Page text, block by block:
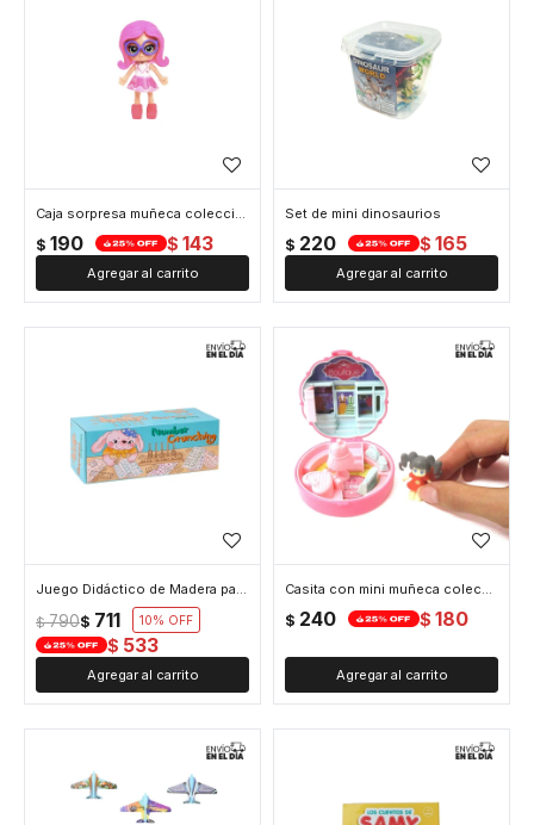
Caja sorpresa muñeca coleccionable
$ 190 $ 143
Set de mini dinosaurios
$ 220 $ 165
Juego Didáctico de Madera para Aprender Números
$ 711
$ 790 10
$ 533
Casita con mini muñeca coleccionable
$ 240 $ 180